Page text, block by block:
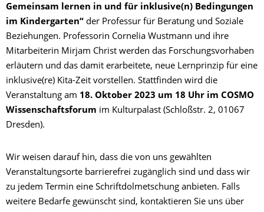
Gemeinsam lernen in und für inklusive(n) Bedingungen
im Kindergarten“ der Professur für Beratung und Soziale
Beziehungen. Professorin Cornelia Wustmann und ihre
Mitarbeiterin Mirjam Christ werden das Forschungsvorhaben
erläutern und das damit erarbeitete, neue Lernprinzip für eine
inklusive(re) Kita-Zeit vorstellen. Stattfinden wird die
Veranstaltung am 18. Oktober 2023 um 18 Uhr im COSMO
Wissenschaftsforum im Kulturpalast (Schloßstr. 2, 01067
Dresden).
Wir weisen darauf hin, dass die von uns gewählten
Veranstaltungsorte barrierefrei zugänglich sind und dass wir
zu jedem Termin eine Schriftdolmetschung anbieten. Falls
weitere Bedarfe gewünscht sind, kontaktieren Sie uns über